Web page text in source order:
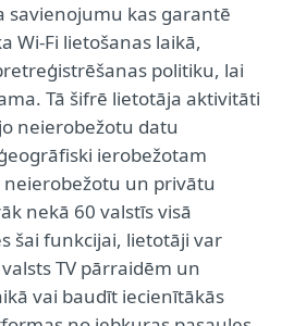
savienojumu kas garantē
Wi-Fi lietošanas laikā,
politiku, lai
Tā šifrē lietotāja aktivitāti
neierobežotu datu
ierobežotam
un privātu
nekā 60 valstīs visā
šai funkcijai, lietotāji var
TV pārraidēm un
vai baudīt iecienītākās